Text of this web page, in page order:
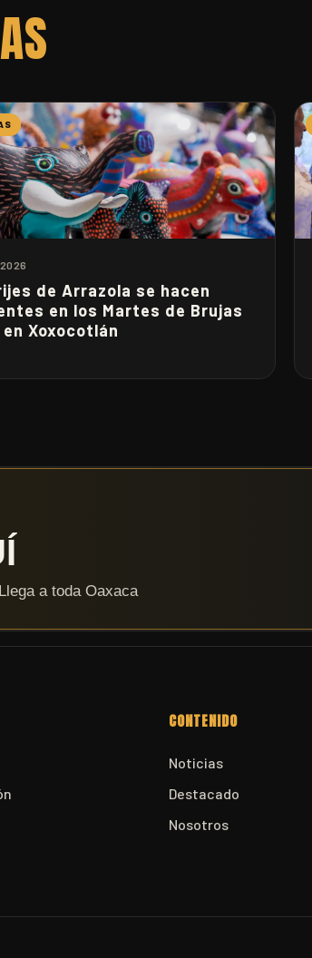
2026
de Arrazola se hacen
en los Martes de Brujas
en Xoxocotlán
CONTENIDO
Noticias
Destacado
Nosotros